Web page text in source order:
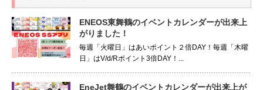
ENEOS東舞鶴のイベントカレンダーが出来上
がりました！
毎週「火曜日」はあいポイント２倍DAY！毎週「木曜
日」はV/d/Rポイント3倍DAY！...
EneJet舞鶴のイベントカレンダーが出来上が